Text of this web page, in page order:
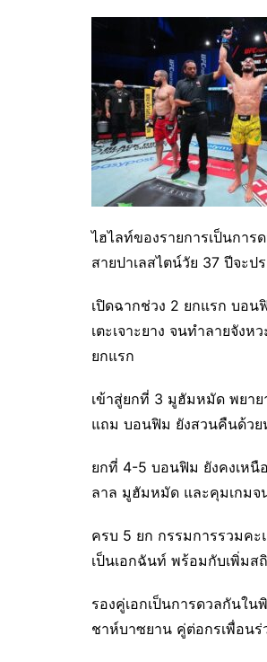
ไฮไลท์ของรายการเป็นการ
สายปาเลสไตน์วัย 37 ปีจะ
เปิดฉากช่วง 2 ยกแรก บอ
เตะเจาะยาง จนทำลายจัง
ยกแรก
เข้าสู่ยกที่ 3 มูฮัมหมัด พยา
แถม บอนฟิม ยังสวนคืนด้วย
ยกที่ 4-5 บอนฟิม ยังคงเหนื
ลาล มูฮัมหมัด และคุมเกมจ
ครบ 5 ยก กรรมการรวมค
เป็นเอกฉันท์ พร้อมกับเพิ่ม
รองคู่เอกเป็นการดวลกันใ
ชาห์บาซยาน คู่ต่อกรเพื่อน